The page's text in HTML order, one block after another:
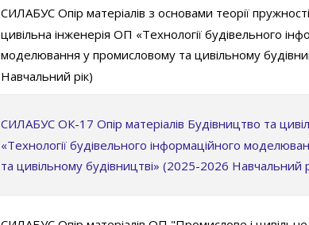
СИЛАБУС Опір матеріалів з основами теорії
цивільна інженерія ОП «Технології будівельного
моделювання у промисловому та цивільному
Навчальний рік)
СИЛАБУС ОК-17 Опір матеріалів Будівництво та
«Технології будівельного інформаційного
та цивільному будівництві» (2025-2026 Навчальний